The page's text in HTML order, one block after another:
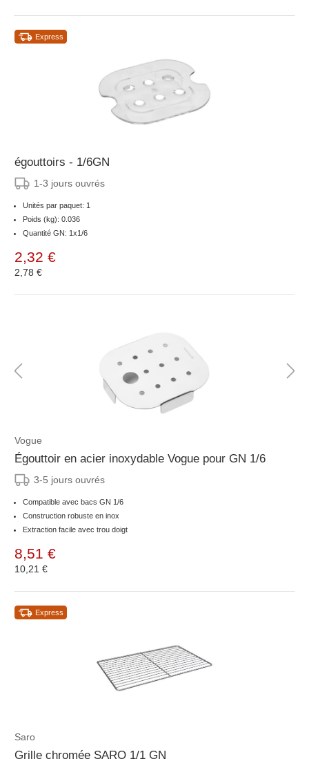
Express
égouttoirs - 1/6GN
1-3 jours ouvrés
Unités par paquet: 1
Poids (kg): 0.036
Quantité GN: 1x1/6
2,32 €
2,78 €
Vogue
Égouttoir en acier inoxydable Vogue pour GN 1/6
3-5 jours ouvrés
Compatible avec bacs GN 1/6
Construction robuste en inox
Extraction facile avec trou doigt
8,51 €
10,21 €
Express
Saro
Grille chromée SARO 1/1 GN